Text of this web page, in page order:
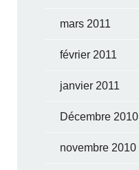
mars 2011
février 2011
janvier 2011
Décembre 2010
novembre 2010